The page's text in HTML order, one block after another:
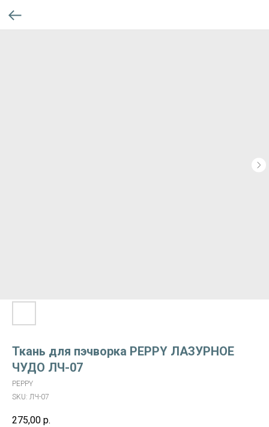
Ткань для пэчворка PEPPY ЛАЗУРНОЕ
ЧУДО ЛЧ-07
PEPPY
SKU: ЛЧ-07
275,00 р.